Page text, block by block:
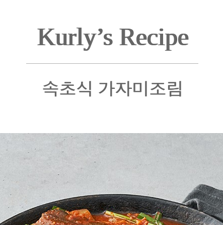
Kurly’s Recipe
속초식 가자미조림